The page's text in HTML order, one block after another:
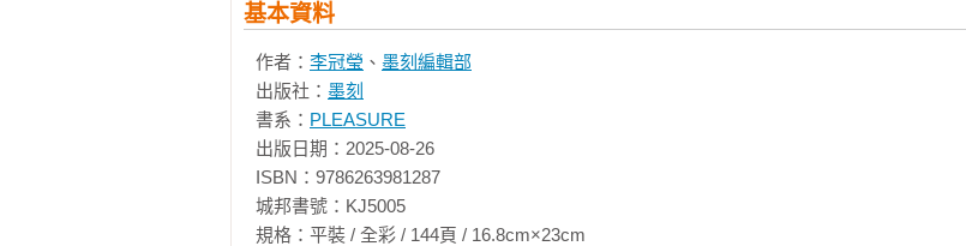
基本資料
作者： 李冠瑩 、 墨刻編輯部
出版社： 墨刻
書系： PLEASURE
出版日期：2025-08-26
ISBN：9786263981287
城邦書號：KJ5005
規格：平裝 / 全彩 / 144頁 / 16.8cm×23cm